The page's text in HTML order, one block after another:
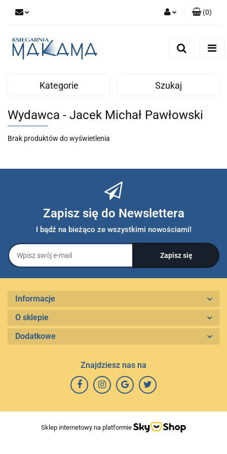
(0)
Kategorie Szukaj
Wydawca - Jacek Michał Pawłowski
Brak produktów do wyświetlenia
Zapisz się do Newslettera
I bądź na bieżąco ze wszystkimi nowościami!
Informacje
O sklepie
Dodatkowe
Znajdziesz nas na
Sklep internetowy na platformie